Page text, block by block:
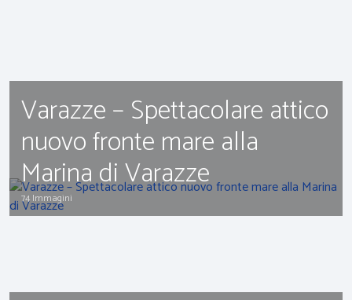
Varazze – Spettacolare attico
nuovo fronte mare alla
Marina di Varazze
74 Immagini